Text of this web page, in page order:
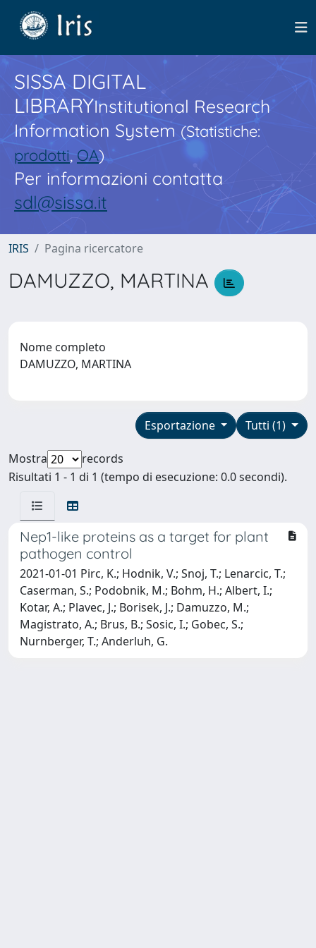
SISSA DIGITAL
LIBRARYInstitutional Research
Information System(Statistiche:
prodotti,OA)
Per informazioni contatta
sdl@sissa.it
IRIS Pagina ricercatore
DAMUZZO, MARTINA
Nome completo
DAMUZZO, MARTINA
Tutti (1)
Esportazione
Mostra
records
Risultati 1 - 1 di 1 (tempo di esecuzione: 0.0 secondi).
Nep1-like proteins as a target for plant
pathogen control
2021-01-01 Pirc, K.; Hodnik, V.; Snoj, T.; Lenarcic, T.;
Caserman, S.; Podobnik, M.; Bohm, H.; Albert, I.;
Kotar, A.; Plavec, J.; Borisek, J.; Damuzzo, M.;
Magistrato, A.; Brus, B.; Sosic, I.; Gobec, S.;
Nurnberger, T.; Anderluh, G.